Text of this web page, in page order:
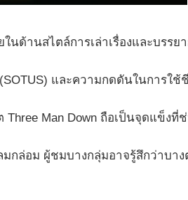
ด้านสไตล์การเล่าเรื่องและบรรย
และความกดดันในการใช้
Man Down ถือเป็นจุดแข็งที่ช่
กล่อม ผู้ชมบางกลุ่มอาจรู้สึกว่าบา